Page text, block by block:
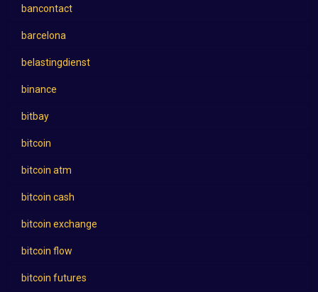
bancontact
barcelona
belastingdienst
binance
bitbay
bitcoin
bitcoin atm
bitcoin cash
bitcoin exchange
bitcoin flow
bitcoin futures